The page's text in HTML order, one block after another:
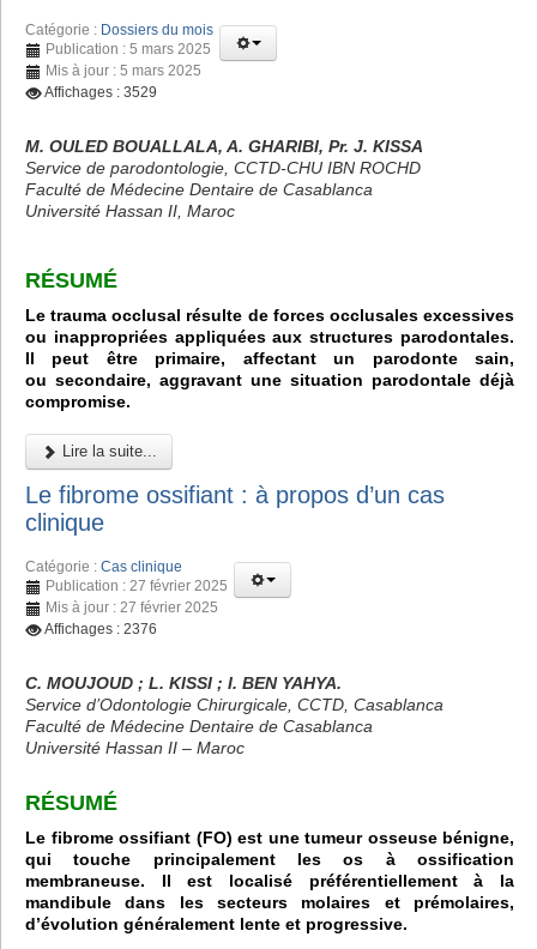
Catégorie : Dossiers du mois
Publication : 5 mars 2025
Mis à jour : 5 mars 2025
Affichages : 3529
M. OULED BOUALLALA, A. GHARIBI, Pr. J. KISSA
Service de parodontologie, CCTD-CHU IBN ROCHD
Faculté de Médecine Dentaire de Casablanca
Université Hassan II, Maroc
RÉSUMÉ
Le trauma occlusal résulte de forces occlusales excessives
ou inappropriées appliquées aux structures parodontales.
Il peut être primaire, affectant un parodonte sain,
ou secondaire, aggravant une situation parodontale déjà
compromise.
Lire la suite...
Le fibrome ossifiant : à propos d’un cas
clinique
Catégorie : Cas clinique
Publication : 27 février 2025
Mis à jour : 27 février 2025
Affichages : 2376
C. MOUJOUD ; L. KISSI ; I. BEN YAHYA.
Service d’Odontologie Chirurgicale, CCTD, Casablanca
Faculté de Médecine Dentaire de Casablanca
Université Hassan II – Maroc
RÉSUMÉ
Le fibrome ossifiant (FO) est une tumeur osseuse bénigne,
qui touche principalement les os à ossification
membraneuse. Il est localisé préférentiellement à la
mandibule dans les secteurs molaires et prémolaires,
d’évolution généralement lente et progressive.